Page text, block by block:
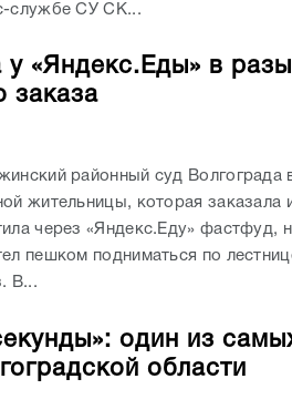
службе СУ СК...
у «Яндекс.Еды» в
заказа
районный суд Волгограда
жительницы, которая заказала
через «Яндекс.Еду» фастфуд,
пешком подниматься по
В...
один из
области